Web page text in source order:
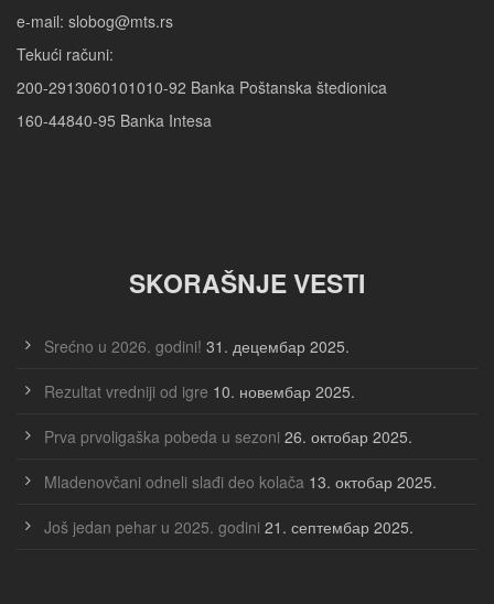
e-mail: slobog@mts.rs
Tekući računi:
200-2913060101010-92 Banka Poštanska štedionica
160-44840-95 Banka Intesa
SKORAŠNJE VESTI
Srećno u 2026. godini! 31. децембар 2025.
Rezultat vredniji od igre 10. новембар 2025.
Prva prvoligaška pobeda u sezoni 26. октобар 2025.
Mladenovčani odneli slađi deo kolača 13. октобар 2025.
Još jedan pehar u 2025. godini 21. септембар 2025.